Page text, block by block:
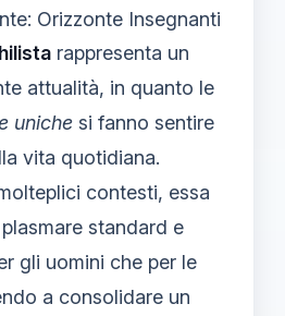
Orizzonte Insegnanti
rappresenta un
attualità, in quanto le
uniche si fanno sentire
vita quotidiana.
contesti, essa
standard e
gli uomini che per le
a consolidare un